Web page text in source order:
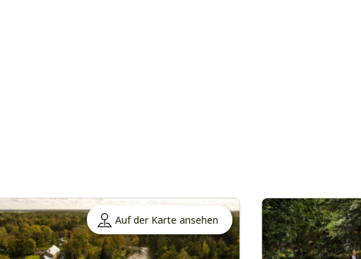
Auf der Karte ansehen